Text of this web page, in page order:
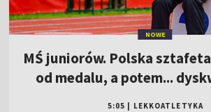
NOWE
MŚ juniorów. Polska
od medalu, a potem...
5:05 LEKKOATLETYKA